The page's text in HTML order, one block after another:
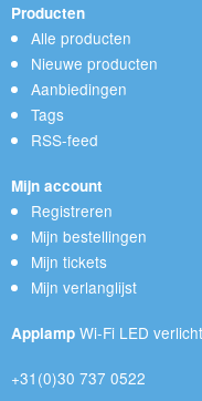
Producten
Alle producten
Nieuwe producten
Aanbiedingen
Tags
RSS-feed
Mijn account
Registreren
Mijn bestellingen
Mijn tickets
Mijn verlanglijst
Applamp Wi-Fi LED
+31(0)30 737 0522